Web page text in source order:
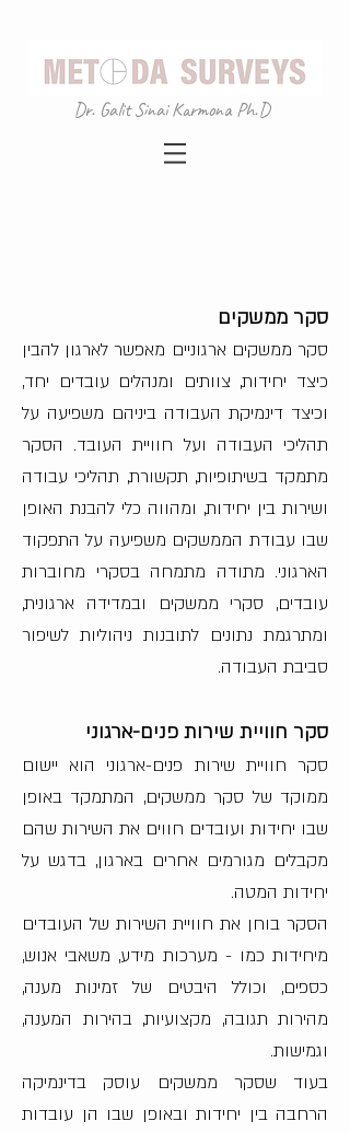
Dr. Galit Sinai Karmona Ph.D
סקר ממשקים
סקר ממשקים ארגוניים מאפשר לארגון להבין
כיצד יחידות, צוותים ומנהלים עובדים יחד,
וכיצד דינמיקת העבודה ביניהם משפיעה על
תהליכי העבודה ועל חוויית העובד. הסקר
מתמקד בשיתופיות, תקשורת, תהליכי עבודה
ושירות בין יחידות, ומהווה כלי להבנת האופן
שבו עבודת הממשקים משפיעה על התפקוד
הארגוני. מתודה מתמחה בסקרי מחוברות
עובדים, סקרי ממשקים ובמדידה ארגונית,
ומתרגמת נתונים לתובנות ניהוליות לשיפור
סביבת העבודה.
סקר חוויית שירות פנים-ארגוני
סקר חוויית שירות פנים-ארגוני הוא יישום
ממוקד של סקר ממשקים, המתמקד באופן
שבו יחידות ועובדים חווים את השירות שהם
מקבלים מגורמים אחרים בארגון, בדגש על
יחידות המטה.
הסקר בוחן את חוויית השירות של העובדים
מיחידות כמו - מערכות מידע, משאבי אנוש,
כספים, וכולל היבטים של זמינות מענה,
מהירות תגובה, מקצועיות, בהירות המענה,
וגמישות.
בעוד שסקר ממשקים עוסק בדינמיקה
הרחבה בין יחידות ובאופן שבו הן עובדות